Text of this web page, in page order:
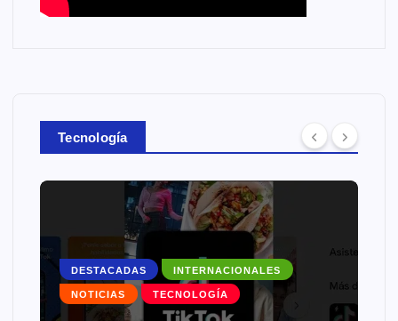
Tecnología
DEPARTAMENTALES DESTACADAS
NOTICIAS RELIGIÓN TECNOLOGÍA